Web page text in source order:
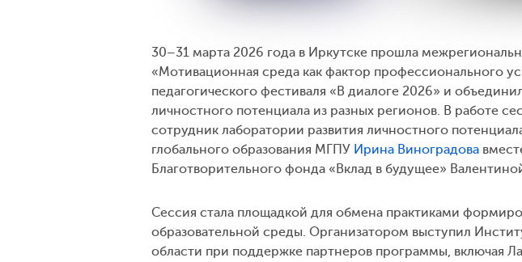
30–31 марта 2026 года в Иркутске прошла
«Мотивационная среда как фактор профессионального
педагогического фестиваля «В диалоге 2026» и
личностного потенциала из разных регионов. В работе
сотрудник лаборатории развития личностного
глобального образования МГПУ Ирина Виноградова
Благотворительного фонда «Вклад в будущее»
Сессия стала площадкой для обмена практиками
образовательной среды. Организатором выступил
области при поддержке партнеров программы, включая